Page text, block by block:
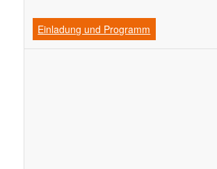
Einladung und Programm